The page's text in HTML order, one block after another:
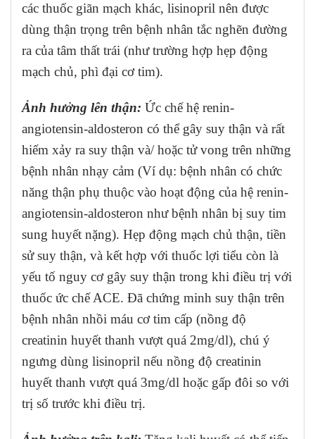
các thuốc giãn mạch khác, lisinopril nên được
dùng thận trọng trên bệnh nhân tắc nghẽn đường
ra của tâm thất trái (như trường hợp hẹp động
mạch chủ, phì đại cơ tim).
Ảnh hưởng lên thận: Ức chế hệ renin-
angiotensin-aldosteron có thể gây suy thận và rất
hiếm xảy ra suy thận và/ hoặc tử vong trên những
bệnh nhân nhạy cảm (Ví dụ: bệnh nhân có chức
năng thận phụ thuộc vào hoạt động của hệ renin-
angiotensin-aldosteron như bệnh nhân bị suy tim
sung huyết nặng). Hẹp động mạch chủ thận, tiền
sử suy thận, và kết hợp với thuốc lợi tiểu còn là
yếu tố nguy cơ gây suy thận trong khi điều trị với
thuốc ức chế ACE. Đã chứng minh suy thận trên
bệnh nhân nhồi máu cơ tim cấp (nồng độ
creatinin huyết thanh vượt quá 2mg/dl), chú ý
ngưng dùng lisinopril nếu nồng độ creatinin
huyết thanh vượt quá 3mg/dl hoặc gấp đôi so với
trị số trước khi điều trị.